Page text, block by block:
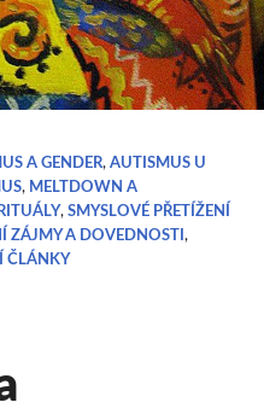
A GENDER,AUTISMUS U
, MELTDOWN A
RITUÁLY,SMYSLOVÉ PŘETÍŽENÍ
ZÁJMY A DOVEDNOSTI,
ČLÁNKY